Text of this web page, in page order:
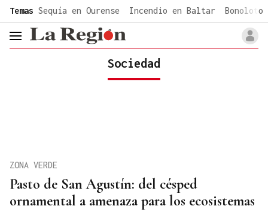
common.go-to-content
Temas Sequía en Ourense Incendio en Baltar Bonoloto
header.menu.open
Sociedad
Pasto de San Agustín: del césped
ornamental a amenaza para los ecosistemas
ZONA VERDE